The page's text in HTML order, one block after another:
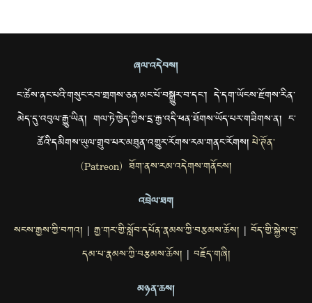
ཞལ་འདེབས།
ང་ཚོས་ནང་པའི་གསུང་རབ་གྲགས་ཅན་མང་པོ་བསྒྱུར་བ་དང་། དེ་དག་ཡོངས་རྫོགས་རིན་
མེད་དུ་འབུལ་རྒྱུ་ཡིན། གལ་ཏེ་ཁྱེད་ཀྱིས་དྲ་རྒྱ་འདི་ཕན་ཐོགས་ཡོད་པར་གཟིགས་ན། ང་
ཚོའི་དམིགས་ཡུལ་གྲུབ་པར་མཐུན་འགྱུར་རོགས་རམ་གནང་རོགས།པེ་ཊོན་
(Patreon) ཐོག་ནས་རམ་འདེགས་གནོངས།
འབྲེལ་ཐག
སངས་རྒྱས་ཀྱི་བཀའ། | རྒྱ་གར་གྱི་སློབ་དཔོན་རྣམས་ཀྱི་བརྩམས་ཆོས། | བོད་གྱི་སྐྱེས་བུ་
དམ་པ་རྣམས་ཀྱི་བརྩམས་ཆོས། | བརྗོད་གཞི།
མཉན་ཆས།